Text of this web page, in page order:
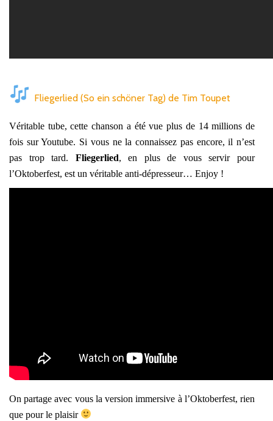
Fliegerlied (So ein schöner Tag) de Tim Toupet
Véritable tube, cette chanson a été vue plus de 14 millions de
fois sur Youtube. Si vous ne la connaissez pas encore, il n’est
pas trop tard. Fliegerlied, en plus de vous servir pour
l’Oktoberfest, est un véritable anti-dépresseur… Enjoy !
On partage avec vous la version immersive à l’Oktoberfest, rien
que pour le plaisir